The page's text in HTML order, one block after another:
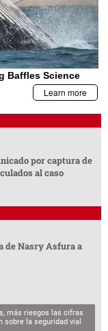
por captura de
al caso
de Nasry Asfura a
más riesgos las cifras
sobre la seguridad vial